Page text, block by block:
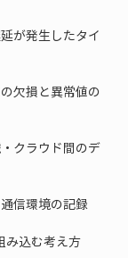
が発生したタイ
欠損と異常値の
クラウド間のデ